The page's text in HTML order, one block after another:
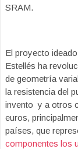
SRAM.
El proyecto
Estellés ha
de geometría
la resistencia del
invento y a otros
euros,
países, que
componentes los